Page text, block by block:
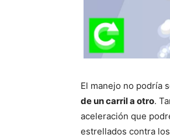
El manejo no podría
de un carril a otro.
aceleración que
estrellados contra